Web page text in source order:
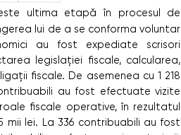
ultima etapă în procesul de
lui de a se conforma voluntar
au fost expediate scrisori
legislaţiei ﬁscale, calcularea,
ﬁscale. De asemenea cu 1 218
au fost efectuate vizite
ﬁscale operative, în rezultatul
mii lei. La 336 contribuabili au fost